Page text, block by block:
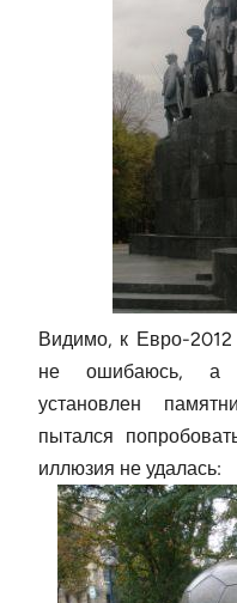
Видимо, к Евро-
не ошибаюсь, а
установлен
пытался
иллюзия не удалась: